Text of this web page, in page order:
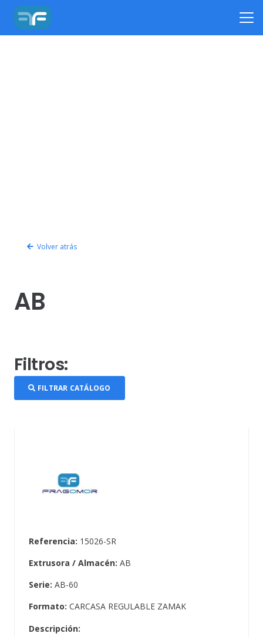
Volver atrás
AB
Filtros:
FILTRAR CATÁLOGO
Referencia: 15026-SR
Extrusora / Almacén: AB
Serie: AB-60
Formato: CARCASA REGULABLE ZAMAK
Descripción: